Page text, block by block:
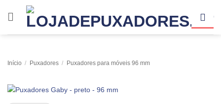
Início / Puxadores / Puxadores para móveis 96 mm